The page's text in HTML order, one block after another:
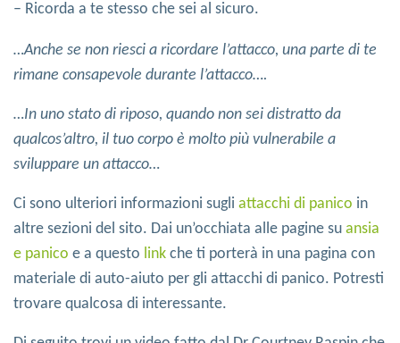
– Ricorda a te stesso che sei al sicuro.
…Anche se non riesci a ricordare l’attacco, una parte di te
rimane consapevole durante l’attacco….
…In uno stato di riposo, quando non sei distratto da
qualcos’altro, il tuo corpo è molto più vulnerabile a
sviluppare un attacco…
Ci sono ulteriori informazioni sugli attacchi di panico in
altre sezioni del sito. Dai un’occhiata alle pagine su ansia
e panico e a questo link che ti porterà in una pagina con
materiale di auto-aiuto per gli attacchi di panico. Potresti
trovare qualcosa di interessante.